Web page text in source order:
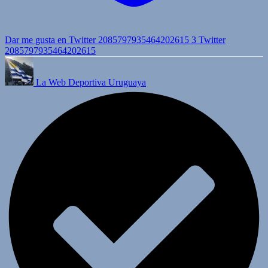
Dar me gusta en Twitter 2085797935464202615 3 Twitter
2085797935464202615
La Web Deportiva Uruguaya